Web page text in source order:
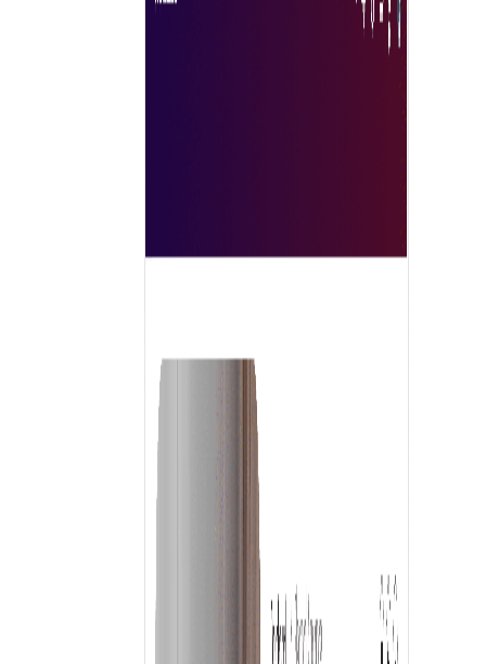
für verschiedene Produkte und Dienstleistungen und
vereinfacht so den Beschaffungsprozess. Die verbesserte
Sichtbarkeit und Reichweite ermöglicht es Unternehmen,
mit einem breiteren Publikum in Kontakt zu treten.
Darüber hinaus rationalisieren fortschrittliche Tools die
Transaktionen und machen sie schneller und sicherer.
Effizienz, Transparenz und Innovation im Handel und
Beschaffungsstrategien optimieren wollen,
Beschaffung von Produkten und Dienstleistungen
benötigt, schnell und einfach an einem Ort finden und
einkaufen können.